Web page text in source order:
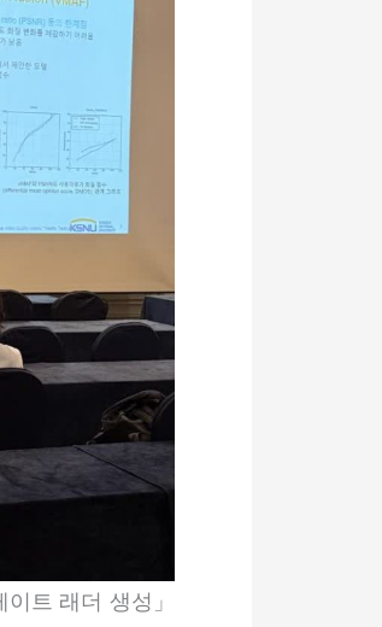
트 래더 생성」